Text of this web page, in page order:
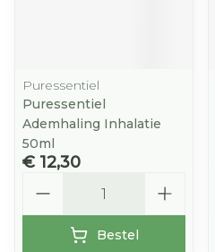
Puressentiel
Puressentiel
Ademhaling Inhalatie
50ml
€ 12,30
Bestel